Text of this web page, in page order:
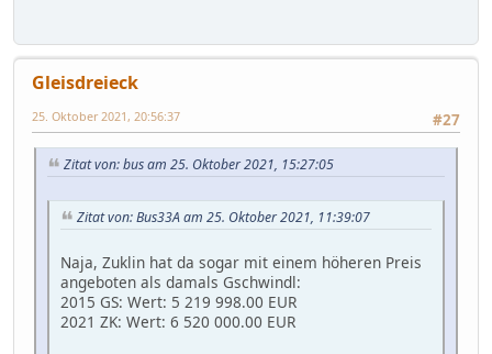
Gleisdreieck
#27
25. Oktober 2021, 20:56:37
Zitat von: bus am 25. Oktober 2021, 15:27:05
Zitat von: Bus33A am 25. Oktober 2021, 11:39:07
Naja, Zuklin hat da sogar mit einem höheren Preis
angeboten als damals Gschwindl:
2015 GS: Wert: 5 219 998.00 EUR
2021 ZK: Wert: 6 520 000.00 EUR